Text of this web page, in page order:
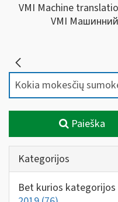
VMI Machine
VMI
Paieška
Kategorijos
Bet kurios kategorijos